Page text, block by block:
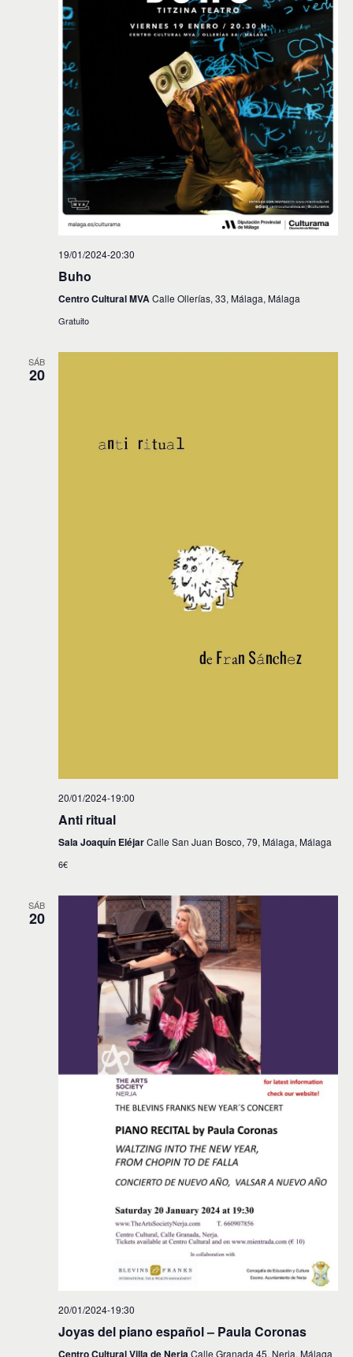
19/01/2024-20:30
Buho
Centro Cultural MVACalle Ollerías, 33, Málaga, Málaga
Gratuito
SÁB
20
20/01/2024-19:00
Anti ritual
Sala Joaquín EléjarCalle San Juan Bosco, 79, Málaga, Málaga
6€
SÁB
20
20/01/2024-19:30
Joyas del piano español – Paula Coronas
Centro Cultural Villa de Nerja Calle Granada 45, Nerja, Málaga